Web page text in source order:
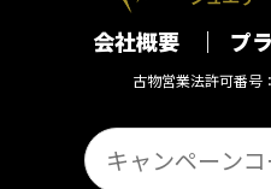
会社概要 プ
古物営業法許可番